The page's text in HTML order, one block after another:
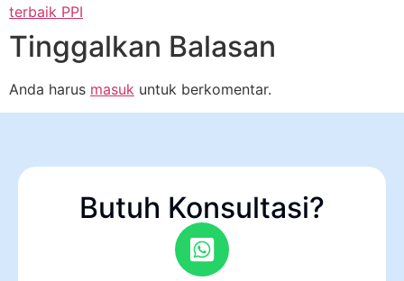
terbaik PPI
Tinggalkan Balasan
Anda harus masuk untuk berkomentar.
Butuh Konsultasi?